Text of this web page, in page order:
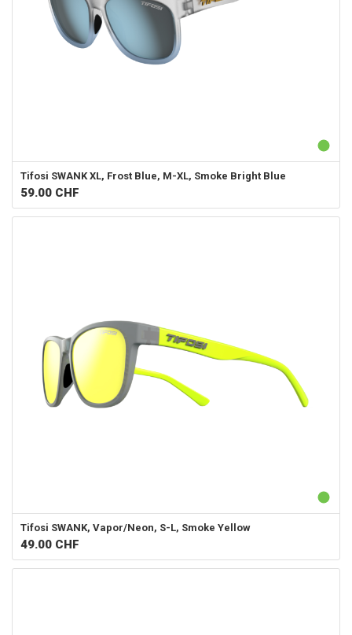
Tifosi SWANK XL, Frost Blue, M-XL, Smoke Bright Blue
59.00 CHF
Tifosi SWANK, Vapor/Neon, S-L, Smoke Yellow
49.00 CHF